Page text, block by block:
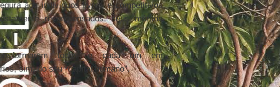
aos indivíduos livres e competitivos
recompensados, seus méritos
todos e cada um em
sim, do seu “capital humano”.